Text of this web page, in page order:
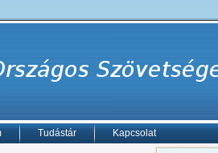
Tudástár Kapcsolat